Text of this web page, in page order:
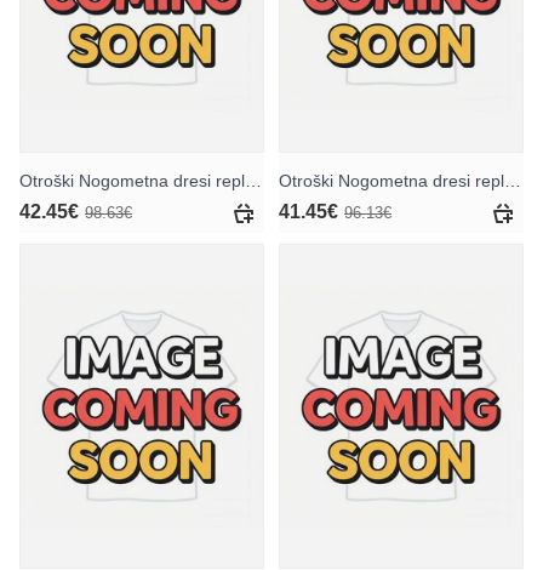
42.45€ 98.63€ 41.45€ 96.13€